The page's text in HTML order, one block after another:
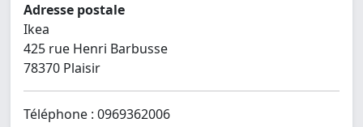
Adresse postale
Ikea
425 rue Henri Barbusse
78370 Plaisir
Téléphone : 0969362006